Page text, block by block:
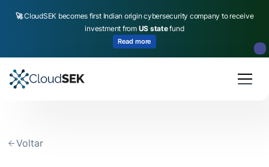
🚀CloudSEK becomes first Indian origin cybersecurity company to receive
investment from US statefund
Read more
Voltar